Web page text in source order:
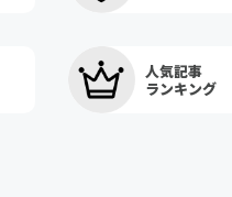
人気記事
ランキング